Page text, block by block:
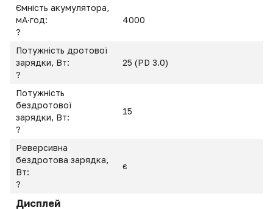
Ємність акумулятора,
мА·год:
?
4000
Потужність дротової
зарядки, Вт:
?
25 (PD 3.0)
Потужність
бездротової
зарядки, Вт:
?
15
Реверсивна
бездротова зарядка,
Вт:
?
є
Дисплей